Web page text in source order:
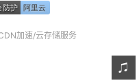
加速/云存储服务